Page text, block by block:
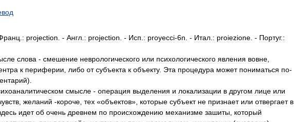
: projection . - Англ : projection . - Исп : proyecci-6n . - Итал : proiezione . - Португ.:
слова - смешение неврологического или психологического явления вовне
к периферии либо от субъекта к объекту. Эта процедура может пониматься по-
).
смысле - операция выделения и локализации в другом лице или
желаний -короче тех «объектов», которые субъект не признает или отвергает в
идет об очень древнем по происхождению механизме зашиты который